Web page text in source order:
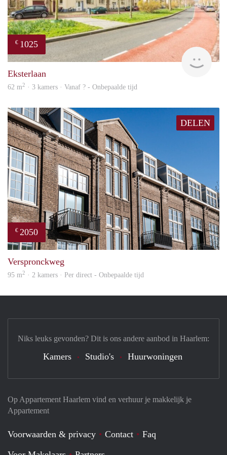
€ 1025
Eksterlaan
62 m2 · 3 kamers · Vanaf ? - Onbepaalde tijd
DELEN
€ 2050
Verspronckweg
95 m2 · 2 kamers · Per direct - Onbepaalde tijd
Op Appartement Haarlem vind en verhuur je makkelijk je
Appartement
Voorwaarden & privacy Contact
Faq
Niks leuks gevonden? Dit is ons andere aanbod in Haarlem:
Kamers Studio's Huurwoningen